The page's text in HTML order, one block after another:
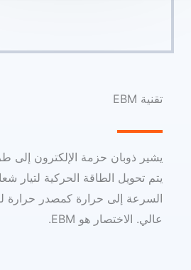
تقنية EBM
يشير ذوبان حزمة الإلكترون إلى
يتم تحويل الطاقة الحركية لتيار
السرعة إلى حرارة كمصدر حرارة
عالي. الاختصار هو EBM.